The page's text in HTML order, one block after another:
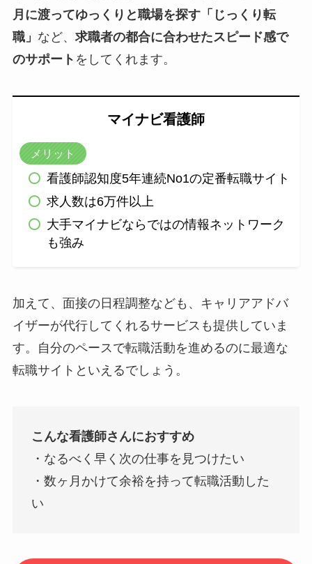
月に渡ってゆっくりと職場を探す「じっくり転
職」 など、 求職者の都合に合わせたスピード感で
のサポート をしてくれます。
マイナビ看護師
メリット
看護師認知度5年連続No1の定番転職サイト
求人数は6万件以上
大手マイナビならではの情報ネットワーク
も強み
加えて、面接の日程調整なども、キャリアアドバ
イザーが代行してくれるサービスも提供していま
す。自分のペースで転職活動を進めるのに最適な
転職サイトといえるでしょう。
こんな看護師さんにおすすめ
・なるべく早く次の仕事を見つけたい
・数ヶ月かけて余裕を持って転職活動した
い